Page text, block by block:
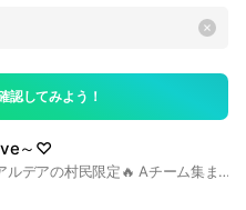
認してみよう！
～♡
#明菜沼へようこそ♡ 🔥アルデアの村民限定🔥 Aチーム集まれぇ🫶菜友の絆は永遠🫶